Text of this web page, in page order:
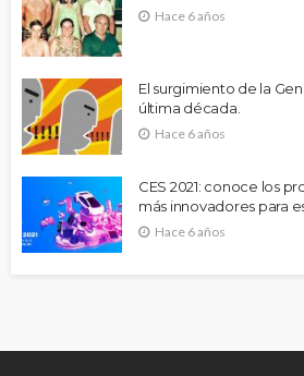
Hace 6 años
El surgimiento de la
última década.
Hace 6 años
CES 2021: conoce los
más innovadores para
Hace 6 años